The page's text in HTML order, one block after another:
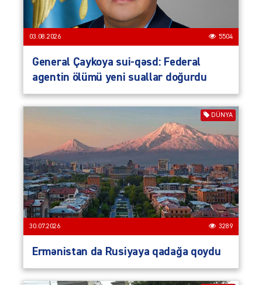
03.08.2026 5504
General Çaykoya sui-qəsd: Federal
agentin ölümü yeni suallar doğurdu
DÜNYA
30.07.2026 3289
Ermənistan da Rusiyaya qadağa qoydu